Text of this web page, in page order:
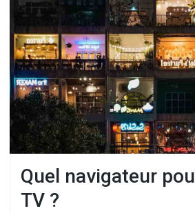
Quel navigateur
TV ?